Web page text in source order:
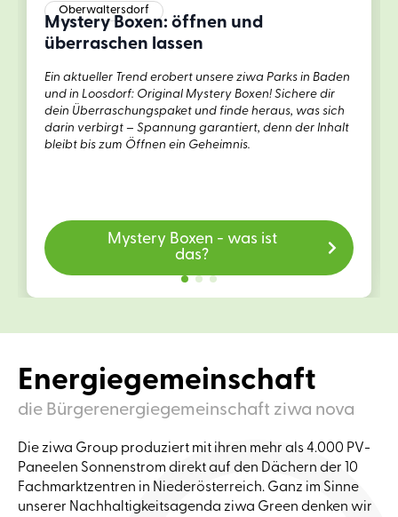
Oberwaltersdorf
Mystery Boxen: öffnen und
überraschen lassen
Ein aktueller Trend erobert unsere ziwa Parks in Baden
und in Loosdorf: Original Mystery Boxen! Sichere dir
dein Überraschungspaket und finde heraus, was sich
darin verbirgt – Spannung garantiert, denn der Inhalt
bleibt bis zum Öffnen ein Geheimnis.
Mystery Boxen - was ist
das?
Energiegemeinschaft
die Bürgerenergiegemeinschaft ziwa nova
Die ziwa Group produziert mit ihren mehr als 4.000 PV-
Paneelen Sonnenstrom direkt auf den Dächern der 10
Fachmarktzentren in Niederösterreich. Ganz im Sinne
unserer Nachhaltigkeitsagenda ziwa Green denken wir